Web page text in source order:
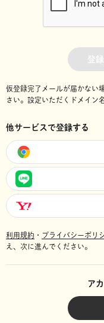
登
仮登録完了メールが届かない
さい。 設定いただくドメイン
他サービスで登録する
利用規約 ・ プライバシーポリ
え、次に進んでください。
ア